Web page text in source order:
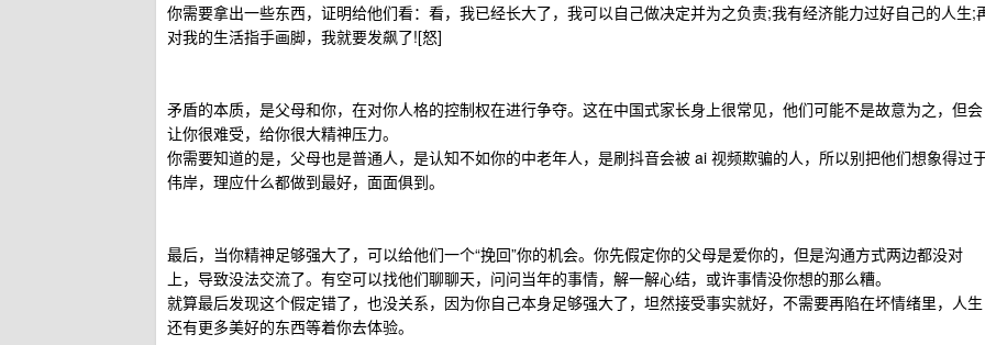
你需要拿出一些东西，证明给他们看：看，我已经长大了，我可以自己做决定并为之负责;我有经济能力过好自己的人生;
对我的生活指手画脚，我就要发飙了![怒]
矛盾的本质，是父母和你，在对你人格的控制权在进行争夺。这在中国式家长身上很常见，他们可能不是故意为之，但会
让你很难受，给你很大精神压力。
你需要知道的是，父母也是普通人，是认知不如你的中老年人，是刷抖音会被 ai 视频欺骗的人，所以别把他们想象得过
伟岸，理应什么都做到最好，面面俱到。
最后，当你精神足够强大了，可以给他们一个“挽回”你的机会。你先假定你的父母是爱你的，但是沟通方式两边都没对
上，导致没法交流了。有空可以找他们聊聊天，问问当年的事情，解一解心结，或许事情没你想的那么糟。
就算最后发现这个假定错了，也没关系，因为你自己本身足够强大了，坦然接受事实就好，不需要再陷在坏情绪里，人生
还有更多美好的东西等着你去体验。